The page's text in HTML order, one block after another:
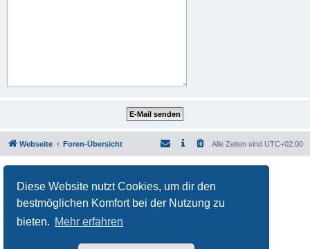
Diese Website nutzt Cookies, um dir den
bestmöglichen Komfort bei der Nutzung zu
bieten. Mehr erfahren
Webseite Foren-Übersicht Alle Zeiten sind UTC+02:00
Deutsche Übersetzung durchphpBB.de
Nutzungsbedingungen